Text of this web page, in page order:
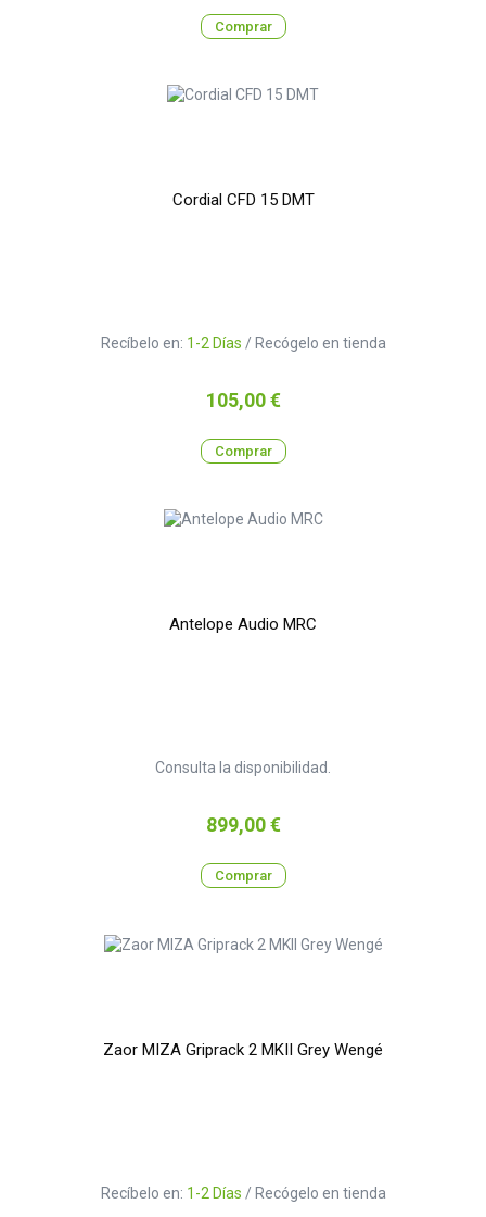
Comprar
Cordial CFD 15 DMT
Recíbelo en: 1-2 Días / Recógelo en tienda
Precio
105,00 €
Comprar
Antelope Audio MRC
Consulta la disponibilidad.
Precio
899,00 €
Comprar
Zaor MIZA Griprack 2 MKII Grey Wengé
Recíbelo en: 1-2 Días / Recógelo en tienda